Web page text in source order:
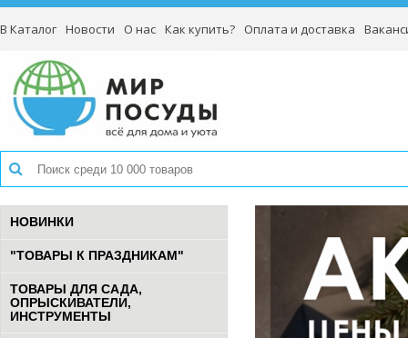
В Каталог Новости О нас Как купить? Оплата и доставка
НОВИНКИ
"ТОВАРЫ К ПРАЗДНИКАМ"
ТОВАРЫ ДЛЯ САДА,
ОПРЫСКИВАТЕЛИ,
ИНСТРУМЕНТЫ